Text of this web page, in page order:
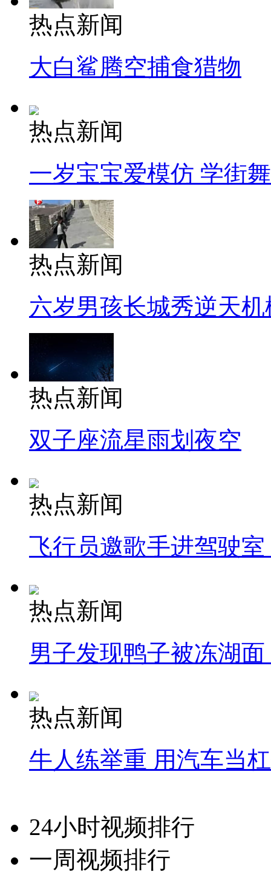
热点新闻
大白鲨腾空捕食猎物
热点新闻
一岁宝宝爱模仿 学街
热点新闻
六岁男孩长城秀逆天机
热点新闻
双子座流星雨划夜空
热点新闻
飞行员邀歌手进驾驶
热点新闻
男子发现鸭子被冻湖
热点新闻
牛人练举重 用汽车当
24小时视频排行
一周视频排行